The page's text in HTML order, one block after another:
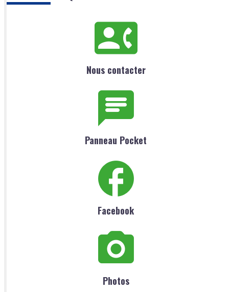
Nous contacter
Panneau Pocket
Facebook
Photos